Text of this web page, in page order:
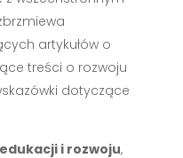
artykułów o
treści o rozwoju
dotyczące
i rozwoju,